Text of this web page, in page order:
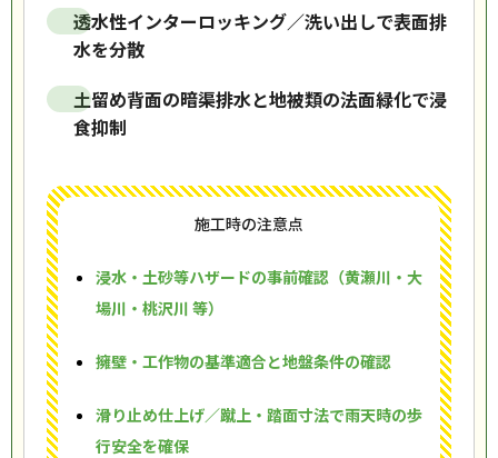
透水性インターロッキング／洗い出しで表面排
水を分散
土留め背面の暗渠排水と地被類の法面緑化で浸
食抑制
施工時の注意点
浸水・土砂等ハザードの事前確認（黄瀬川・大
場川・桃沢川 等）
擁壁・工作物の基準適合と地盤条件の確認
滑り止め仕上げ／蹴上・踏面寸法で雨天時の歩
行安全を確保